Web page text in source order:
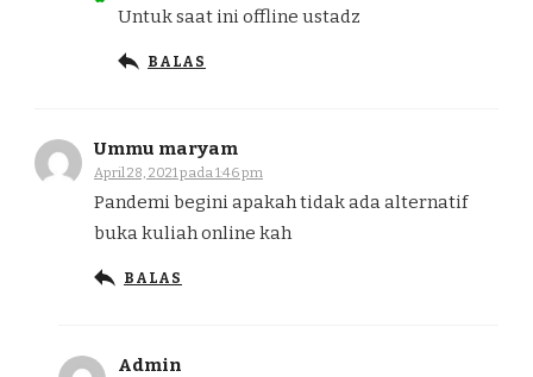
Untuk saat ini offline ustadz
BALAS
Ummu maryam
April 28, 2021 pada 1:46 pm
Pandemi begini apakah tidak ada alternatif
buka kuliah online kah
BALAS
Admin